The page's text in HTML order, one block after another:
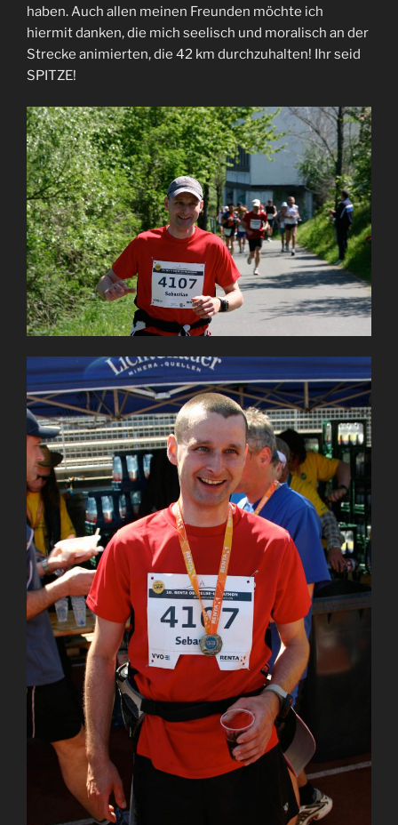
haben. Auch allen meinen Freunden möchte ich
hiermit danken, die mich seelisch und moralisch an der
Strecke animierten, die 42 km durchzuhalten! Ihr seid
SPITZE!